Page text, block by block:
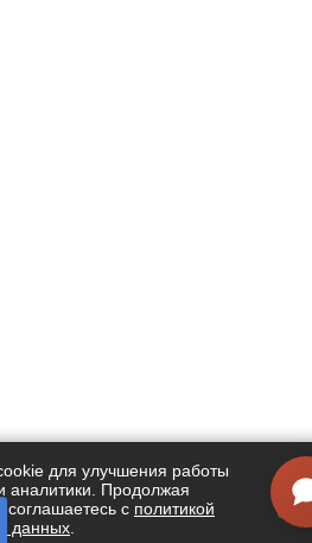
для улучшения работы
аналитики. Продолжая
соглашаетесь с политикой
данных
Я